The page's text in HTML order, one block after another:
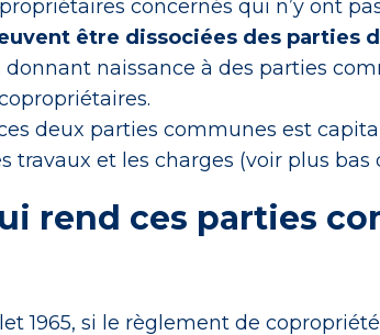
concernés qui n’y ont
être dissociées des parties
donnant naissance à des parties
deux parties communes est
travaux et les charges (voir plus bas
rend ces parties
1965, si le règlement de